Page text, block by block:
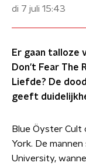
di 7 juli 15:43
Er gaan talloze
Don't Fear The
Liefde? De
geeft
Blue Öyster Cult
York. De
University,